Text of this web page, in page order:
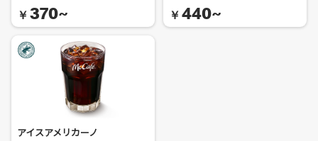
￥ 370~ ￥ 440~
アイスアメリカーノ